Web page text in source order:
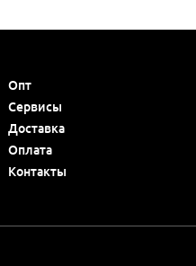
Опт
Сервисы
Доставка
Оплата
Контакты